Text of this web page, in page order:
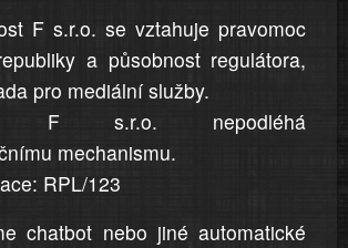
F s.r.o. se vztahuje pravomoc
a působnost regulátora,
pro mediální služby.
F s.r.o. nepodléhá
mechanismu.
RPL/123
chatbot nebo jiné automatické